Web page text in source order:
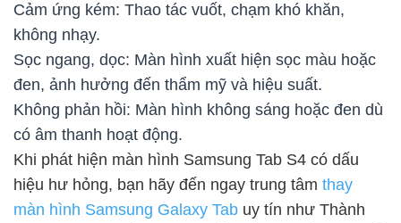
Cảm ứng kém: Thao tác vuốt, chạm khó khăn,
không nhạy.
Sọc ngang, dọc: Màn hình xuất hiện sọc màu hoặc
đen, ảnh hưởng đến thẩm mỹ và hiệu suất.
Không phản hồi: Màn hình không sáng hoặc đen dù
có âm thanh hoạt động.
Khi phát hiện màn hình Samsung Tab S4 có dấu
hiệu hư hỏng, bạn hãy đến ngay trung tâm thay
màn hình Samsung Galaxy Tab uy tín như Thành